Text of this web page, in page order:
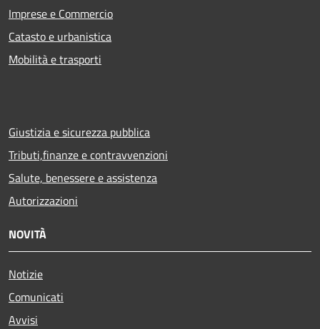
Imprese e Commercio
Catasto e urbanistica
Mobilità e trasporti
Giustizia e sicurezza pubblica
Tributi,finanze e contravvenzioni
Salute, benessere e assistenza
Autorizzazioni
NOVITÀ
Notizie
Comunicati
Avvisi